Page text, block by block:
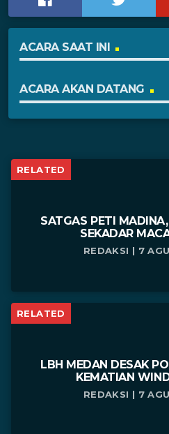
ACARA SAAT INI
ACARA AKAN DATANG
RELATED
SATGAS PETI
SEKADAR
REDAKSI | 7
RELATED
LBH MEDAN DESAK
KEMATIAN
REDAKSI | 7